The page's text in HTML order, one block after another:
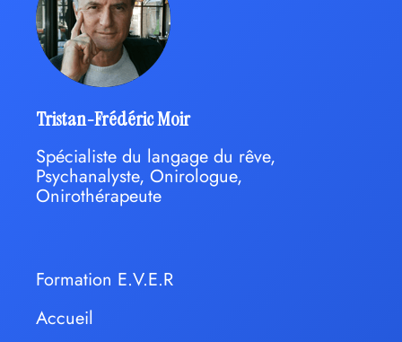
Tristan-Frédéric Moir
Spécialiste du langage du rêve,
Psychanalyste, Onirologue,
Onirothérapeute
Formation E.V.E.R
Accueil